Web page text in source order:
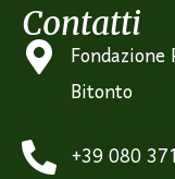
Contatti
Bitonto
+39 080